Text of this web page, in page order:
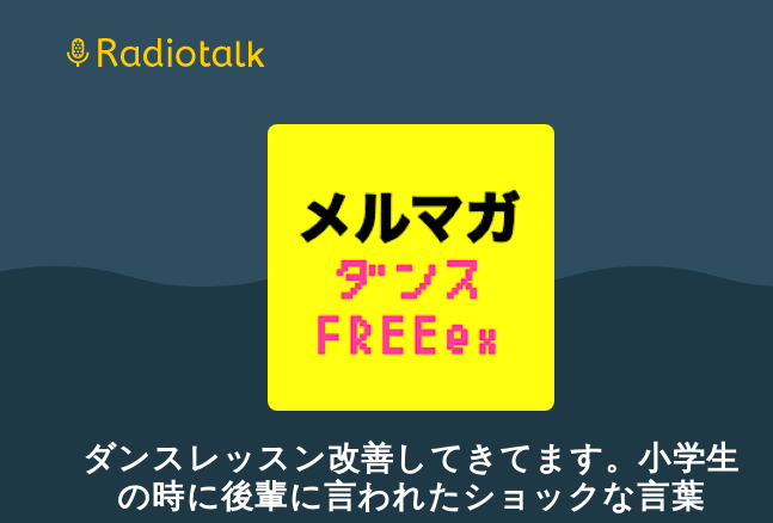
ダンスレッスン改善してきてます。小学生
の時に後輩に言われたショックな言葉